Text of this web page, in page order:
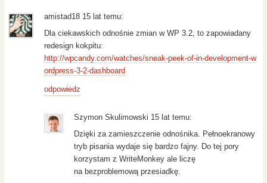
amistad18 15 lat temu:
Dla ciekawskich odnośnie zmian w WP 3.2, to zapowiadany
redesign kokpitu:
http://wpcandy.com/watches/sneak-peek-of-in-development-w
ordpress-3-2-dashboard
odpowiedz
Szymon Skulimowski 15 lat temu:
Dzięki za zamieszczenie odnośnika. Pełnoekranowy
tryb pisania wydaje się bardzo fajny. Do tej pory
korzystam z WriteMonkey ale liczę
na bezproblemową przesiadkę.